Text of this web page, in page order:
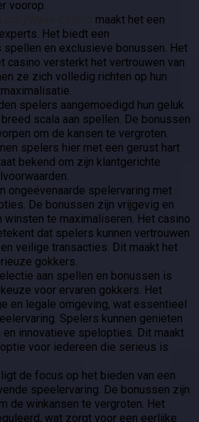
voorop.
maakt het een
Het biedt een
spellen en exclusieve bonussen. Het
casino versterkt het vertrouwen van
ze zich volledig richten op hun
spelers aangemoedigd hun geluk
scala aan spellen. De bonussen
om de kansen te vergroten.
spelers hier met een gerust hart
bekend om zijn klantgerichte
ongeëvenaarde spelervaring met
De bonussen zijn vrijgevig en
winsten te maximaliseren. Het casino
dat spelers kunnen vertrouwen
veilige transacties. Dit maakt het
gokkers.
aan spellen en bonussen is
voor ervaren gokkers. Het
en legale omgeving, wat essentieel
Spelers kunnen genieten
innovatieve spelopties. Dit maakt
voor iedereen die serieus is
ligt de focus op het bieden van een
speelervaring. De bonussen zijn
de winkansen te vergroten. Het
wat zorgt voor een eerlijke